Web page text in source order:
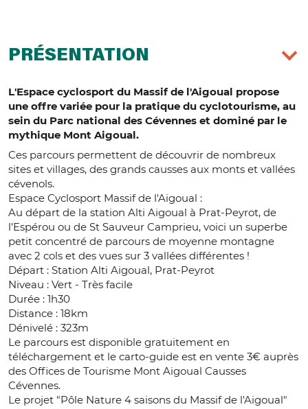
PRÉSENTATION
L'Espace cyclosport du Massif de l'Aigoual propose
une offre variée pour la pratique du cyclotourisme, au
sein du Parc national des Cévennes et dominé par le
mythique Mont Aigoual.
Ces parcours permettent de découvrir de nombreux
sites et villages, des grands causses aux monts et vallées
cévenols.
Espace Cyclosport Massif de l'Aigoual :
Au départ de la station Alti Aigoual à Prat-Peyrot, de
l’Espérou ou de St Sauveur Camprieu, voici un superbe
petit concentré de parcours de moyenne montagne
avec 2 cols et des vues sur 3 vallées différentes !
Départ : Station Alti Aigoual, Prat-Peyrot
Niveau : Vert - Très facile
Durée : 1h30
Distance : 18km
Dénivelé : 323m
Le parcours est disponible gratuitement en
téléchargement et le carto-guide est en vente 3€ auprès
des Offices de Tourisme Mont Aigoual Causses
Cévennes.
Le projet "Pôle Nature 4 saisons du Massif de l'Aigoual"